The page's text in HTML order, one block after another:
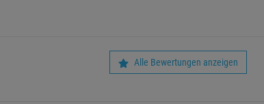
Alle Bewertungen anzeigen